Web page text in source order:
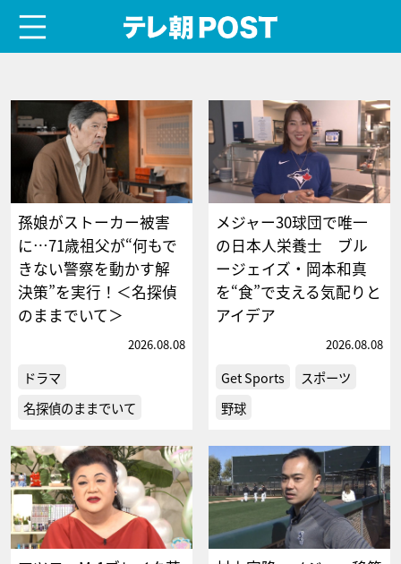
孫娘がストーカー被害
に…71歳祖父が“何もで
きない警察を動かす解
決策”を実行！＜名探偵
のままでいて＞
2026.08.08
ドラマ
名探偵のままでいて
メジャー30球団で唯一
の日本人栄養士 ブル
ージェイズ・岡本和真
を“食”で支える気配りと
アイデア
2026.08.08
Get Sports
スポーツ
野球